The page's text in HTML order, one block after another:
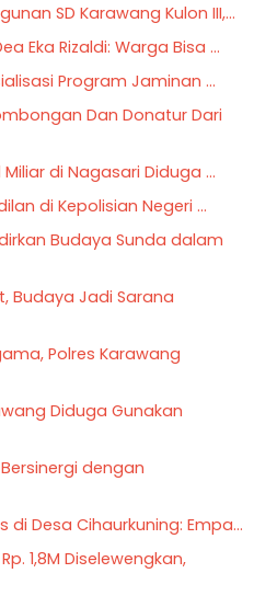
SD Karawang Kulon III,...
Eka Rizaldi: Warga Bisa ...
Program Jaminan ...
Dan Donatur Dari
di Nagasari Diduga ...
di Kepolisian Negeri ...
Budaya Sunda dalam
Budaya Jadi Sarana
Polres Karawang
Diduga Gunakan
Bersinergi dengan
di Desa Cihaurkuning: Empa...
1,8M Diselewengkan,